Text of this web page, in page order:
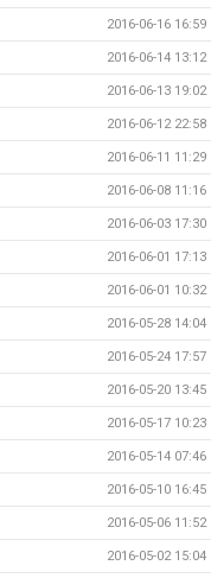
2016-06-16 16:59
2016-06-14 13:12
2016-06-13 19:02
2016-06-12 22:58
2016-06-11 11:29
2016-06-08 11:16
2016-06-03 17:30
2016-06-01 17:13
2016-06-01 10:32
2016-05-28 14:04
2016-05-24 17:57
2016-05-20 13:45
2016-05-17 10:23
2016-05-14 07:46
2016-05-10 16:45
2016-05-06 11:52
2016-05-02 15:04